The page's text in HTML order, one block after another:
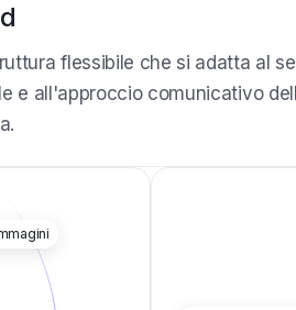
flessibile che si adatta al
e all'approccio comunicativo